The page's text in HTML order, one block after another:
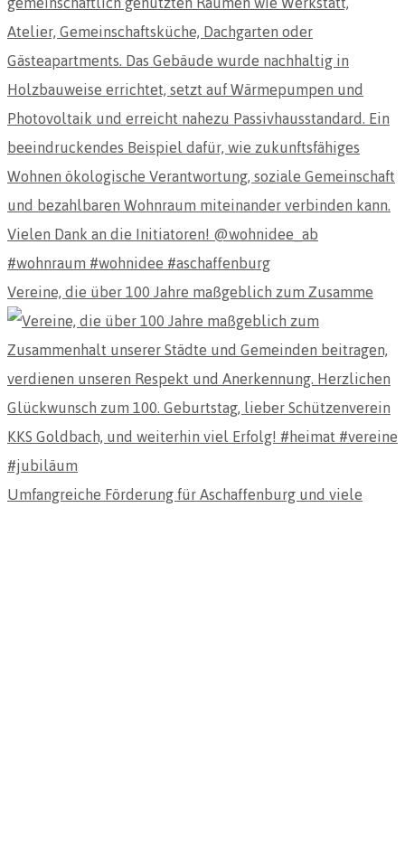
Vereine, die über 100 Jahre maßgeblich zum Zusamme
Umfangreiche Förderung für Aschaffenburg und viele